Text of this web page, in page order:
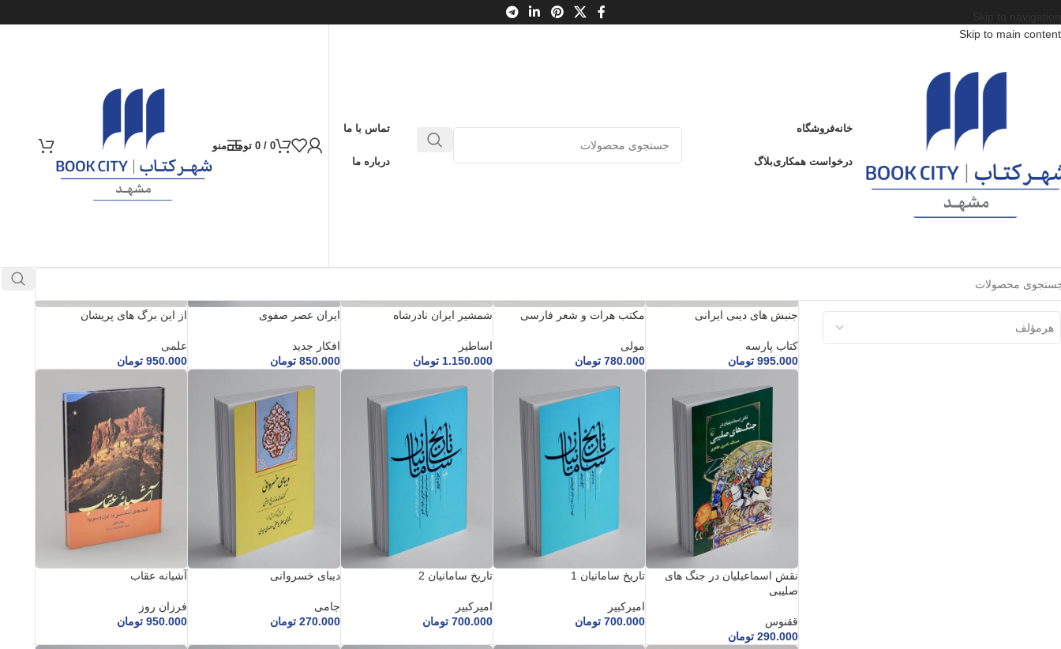
Skip to main content
خانهفروشگاه
درخواست همکاریبلاگ
تماس با ما
درباره ما
0
/
0 تومانمنو
وضعیت موجودی
فیلتر ناشر
فیلتر نویسنده
هرمؤلف
جنبش های دینی ایرانی
کتاب پارسه
995.000 تومان
مکتب هرات و شعر فارسی
مولی
780.000 تومان
شمشیر ایران نادرشاه
اساطیر
1.150.000 تومان
ایران عصر صفوی
افکار جدید
850.000 تومان
از این برگ های پریشان
علمی
950.000 تومان
نقش اسماعیلیان در جنگ های
صلیبی
ققنوس
290.000 تومان
تاریخ سامانیان 1
امیرکبیر
700.000 تومان
تاریخ سامانیان 2
امیرکبیر
700.000 تومان
دیبای خسروانی
جامی
270.000 تومان
آشیانه عقاب
فرزان روز
950.000 تومان